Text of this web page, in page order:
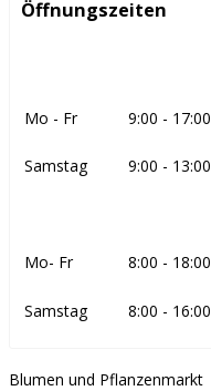
Öffnungszeiten
Mo - Fr 9:00 - 17:00
Samstag 9:00 - 13:00
Mo- Fr 8:00 - 18:00
Samstag 8:00 - 16:00
Blumen und Pflanzenmarkt